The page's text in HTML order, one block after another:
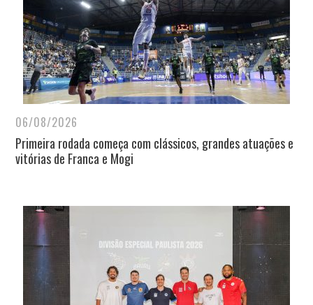
06/08/2026
Primeira rodada começa com clássicos, grandes atuações e
vitórias de Franca e Mogi